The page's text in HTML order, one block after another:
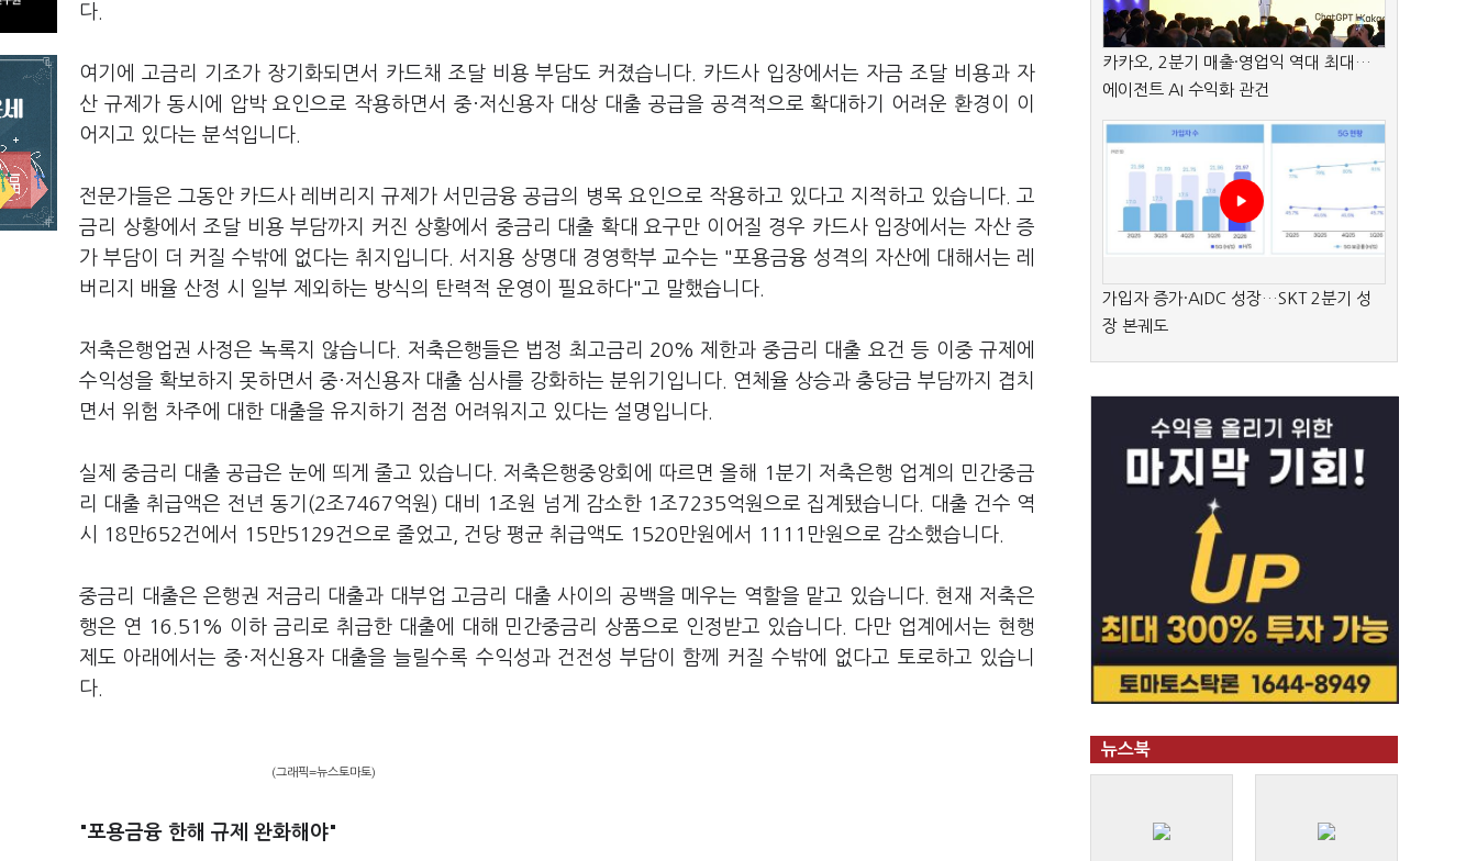
다.
여기에 고금리 기조가 장기화되면서 카드채 조달 비용 부담도 커졌습니다. 카드사 입장에서는 자금 조달 비용과 자
산 규제가 동시에 압박 요인으로 작용하면서 중·저신용자 대상 대출 공급을 공격적으로 확대하기 어려운 환경이 이
어지고 있다는 분석입니다.
전문가들은 그동안 카드사 레버리지 규제가 서민금융 공급의 병목 요인으로 작용하고 있다고 지적하고 있습니다. 고
금리 상황에서 조달 비용 부담까지 커진 상황에서 중금리 대출 확대 요구만 이어질 경우 카드사 입장에서는 자산 증
가 부담이 더 커질 수밖에 없다는 취지입니다. 서지용 상명대 경영학부 교수는 "포용금융 성격의 자산에 대해서는 레
버리지 배율 산정 시 일부 제외하는 방식의 탄력적 운영이 필요하다"고 말했습니다.
저축은행업권 사정은 녹록지 않습니다. 저축은행들은 법정 최고금리 20% 제한과 중금리 대출 요건 등 이중 규제에
수익성을 확보하지 못하면서 중·저신용자 대출 심사를 강화하는 분위기입니다. 연체율 상승과 충당금 부담까지 겹치
면서 위험 차주에 대한 대출을 유지하기 점점 어려워지고 있다는 설명입니다.
실제 중금리 대출 공급은 눈에 띄게 줄고 있습니다. 저축은행중앙회에 따르면 올해 1분기 저축은행 업계의 민간중금
리 대출 취급액은 전년 동기(2조7467억원) 대비 1조원 넘게 감소한 1조7235억원으로 집계됐습니다. 대출 건수 역
시 18만652건에서 15만5129건으로 줄었고, 건당 평균 취급액도 1520만원에서 1111만원으로 감소했습니다.
중금리 대출은 은행권 저금리 대출과 대부업 고금리 대출 사이의 공백을 메우는 역할을 맡고 있습니다. 현재 저축은
행은 연 16.51% 이하 금리로 취급한 대출에 대해 민간중금리 상품으로 인정받고 있습니다. 다만 업계에서는 현행
제도 아래에서는 중·저신용자 대출을 늘릴수록 수익성과 건전성 부담이 함께 커질 수밖에 없다고 토로하고 있습니
다.
(그래픽=뉴스토마토)
"포용금융 한해 규제 완화해야"
카카오, 2분기 매출·영업익 역대 최대…
에이전트 AI 수익화 관건
가입자 증가·AIDC 성장…SKT 2분기 성
장 본궤도
뉴스북